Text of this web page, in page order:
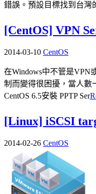
錯誤。預設目標找到台灣
[CentOS] VPN
2014-03-10 CentOS
在Windows中不管是VPN
制而變得很困擾，當人
CentOS 6.5安裝 PPTP Ser
[Linux] iSCSI
2014-02-26 CentOS